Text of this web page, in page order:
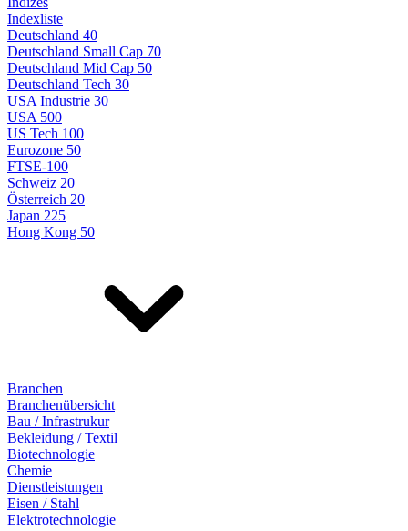
Indexliste
Deutschland 40
Deutschland Small Cap 70
Deutschland Mid Cap 50
Deutschland Tech 30
USA Industrie 30
USA 500
US Tech 100
Eurozone 50
FTSE-100
Schweiz 20
Österreich 20
Japan 225
Hong Kong 50
Branchen
Branchenübersicht
Bau / Infrastrukur
Bekleidung / Textil
Biotechnologie
Chemie
Dienstleistungen
Eisen / Stahl
Elektrotechnologie